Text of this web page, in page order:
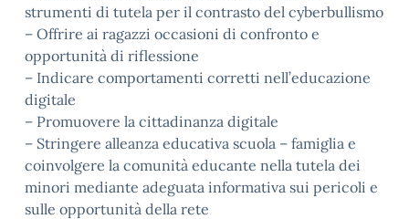
strumenti di tutela per il contrasto del cyberbullismo
– Offrire ai ragazzi occasioni di confronto e
opportunità di riflessione
– Indicare comportamenti corretti nell’educazione
digitale
– Promuovere la cittadinanza digitale
– Stringere alleanza educativa scuola – famiglia e
coinvolgere la comunità educante nella tutela dei
minori mediante adeguata informativa sui pericoli e
sulle opportunità della rete